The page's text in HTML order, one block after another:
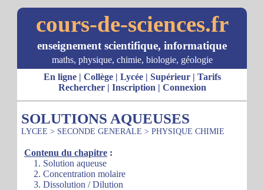
cours-de-sciences.fr
enseignement scientifique, informatique
maths, physique, chimie, biologie, géologie
En ligne| Collège| Lycée| Supérieur| Tarifs
Rechercher| Inscription | Connexion
SOLUTIONS AQUEUSES
LYCEE > SECONDE GENERALE > PHYSIQUE CHIMIE
Contenu du chapitre :
1. Solution aqueuse
2. Concentration molaire
3. Dissolution / Dilution